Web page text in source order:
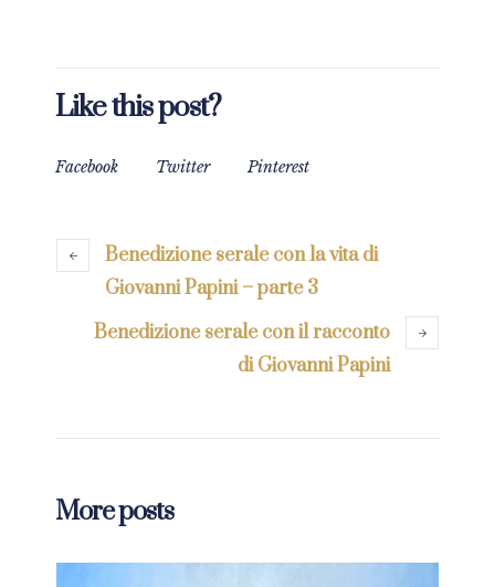
Like this post?
Facebook Twitter Pinterest
Benedizione serale con la vita di
Giovanni Papini – parte 3
Benedizione serale con il racconto
di Giovanni Papini
More posts